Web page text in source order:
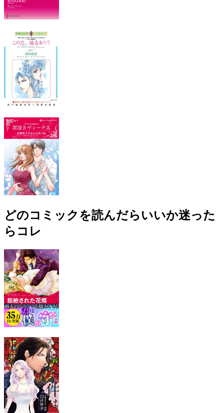
どのコミックを読んだらいいか迷った
らコレ